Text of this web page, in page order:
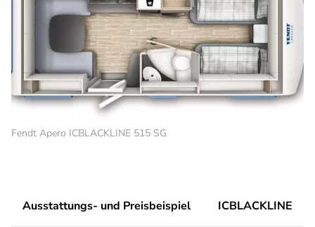
Fendt Apero ICBLACKLINE 515 SG
Ausstattungs- und Preisbeispiel ICBLACKLINE